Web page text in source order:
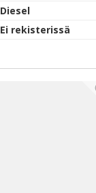
Diesel
Ei rekisterissä